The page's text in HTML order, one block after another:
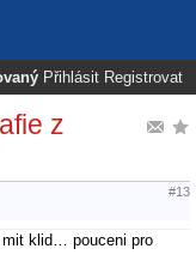
Přihlásit Registrovat
z
#13
mit klid… pouceni pro